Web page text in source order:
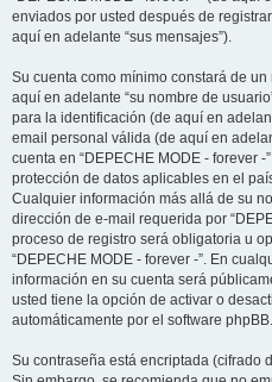
enviados por usted después de
aquí en adelante “sus mensajes”).
Su cuenta como mínimo constará de
aquí en adelante “su nombre de
para la identificación (de aquí en
email personal válida (de aquí en
cuenta en “DEPECHE MODE - forever
protección de datos aplicables en el
Cualquier información más allá de su
dirección de e-mail requerida por
proceso de registro será obligatoria u
“DEPECHE MODE - forever -”. En
información en su cuenta será
usted tiene la opción de activar o
automáticamente por el software phpBB.
Su contraseña está encriptada (cifrado